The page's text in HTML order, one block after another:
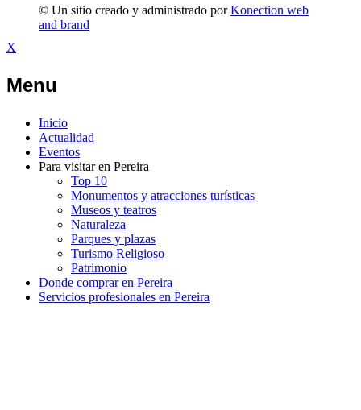
© Un sitio creado y administrado porKonection web
and brand
X
Menu
Inicio
Actualidad
Eventos
Para visitar en Pereira
Top 10
Monumentos y atracciones turísticas
Museos y teatros
Naturaleza
Parques y plazas
Turismo Religioso
Patrimonio
Donde comprar en Pereira
Servicios profesionales en Pereira